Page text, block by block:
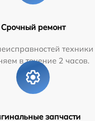
Срочный ремонт
в течение 2 часов.
запчасти